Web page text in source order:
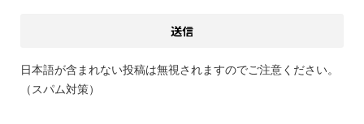
日本語が含まれない投稿は無視されますのでご注意ください。
（スパム対策）